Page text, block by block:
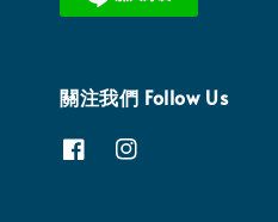
關注我們 Follow Us